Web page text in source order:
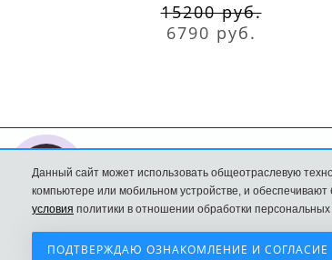
15200 руб.
6790 руб.
Nike интернет
магазин
Данный сайт может использовать общеотраслевую
компьютере или мобильном устройстве, и
условия политики в отношении обработки
ПОДТВЕРЖДАЮ ОЗНАКОМЛЕНИЕ И СОГЛАСИЕ